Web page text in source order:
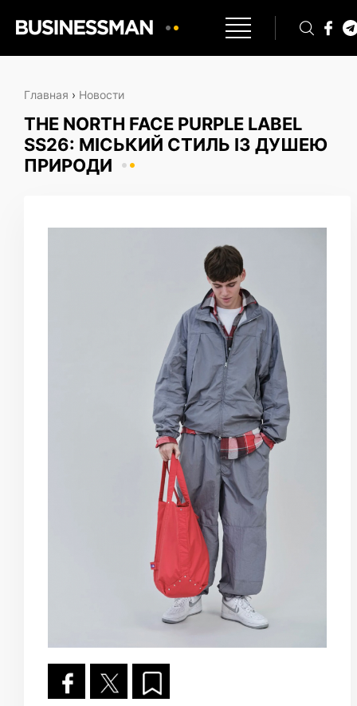
Главная › Новости
THE NORTH FACE PURPLE LABEL
SS26: МІСЬКИЙ СТИЛЬ ІЗ ДУШЕЮ
ПРИРОДИ